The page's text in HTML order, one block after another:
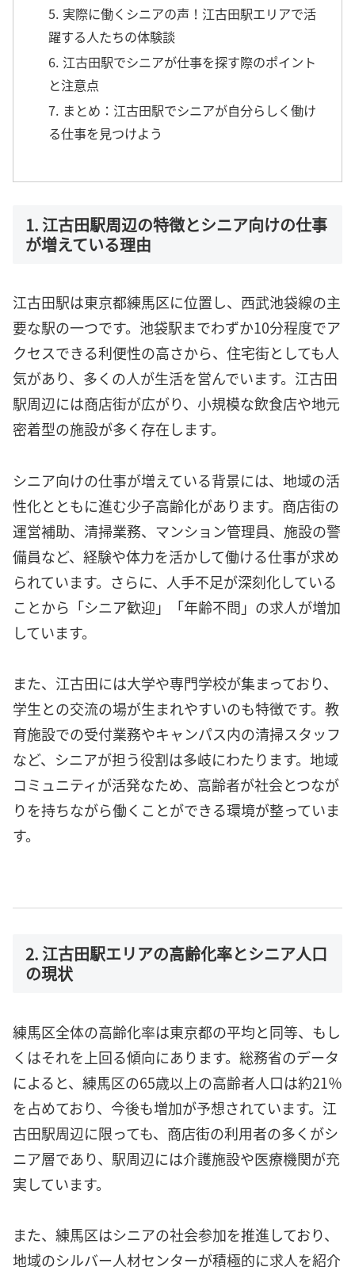
5. 実際に働くシニアの声！江古田駅エリアで活
躍する人たちの体験談
6. 江古田駅でシニアが仕事を探す際のポイント
と注意点
7. まとめ：江古田駅でシニアが自分らしく働け
る仕事を見つけよう
1. 江古田駅周辺の特徴とシニア向けの仕事
が増えている理由
江古田駅は東京都練馬区に位置し、西武池袋線の主
要な駅の一つです。池袋駅までわずか10分程度でア
クセスできる利便性の高さから、住宅街としても人
気があり、多くの人が生活を営んでいます。江古田
駅周辺には商店街が広がり、小規模な飲食店や地元
密着型の施設が多く存在します。
シニア向けの仕事が増えている背景には、地域の活
性化とともに進む少子高齢化があります。商店街の
運営補助、清掃業務、マンション管理員、施設の警
備員など、経験や体力を活かして働ける仕事が求め
られています。さらに、人手不足が深刻化している
ことから「シニア歓迎」「年齢不問」の求人が増加
しています。
また、江古田には大学や専門学校が集まっており、
学生との交流の場が生まれやすいのも特徴です。教
育施設での受付業務やキャンパス内の清掃スタッフ
など、シニアが担う役割は多岐にわたります。地域
コミュニティが活発なため、高齢者が社会とつなが
りを持ちながら働くことができる環境が整っていま
す。
2. 江古田駅エリアの高齢化率とシニア人口
の現状
練馬区全体の高齢化率は東京都の平均と同等、もし
くはそれを上回る傾向にあります。総務省のデータ
によると、練馬区の65歳以上の高齢者人口は約21％
を占めており、今後も増加が予想されています。江
古田駅周辺に限っても、商店街の利用者の多くがシ
ニア層であり、駅周辺には介護施設や医療機関が充
実しています。
また、練馬区はシニアの社会参加を推進しており、
地域のシルバー人材センターが積極的に求人を紹介